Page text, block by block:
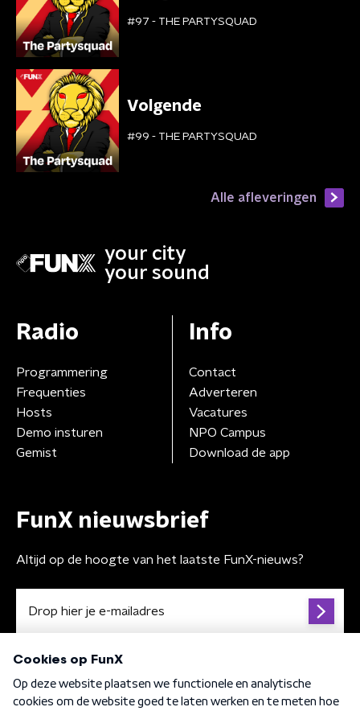
#97 - THE PARTYSQUAD
Volgende
#99 - THE PARTYSQUAD
Alle afleveringen
your city
your sound
Radio
Programmering
Frequenties
Hosts
Demo insturen
Gemist
Info
Contact
Adverteren
Vacatures
NPO Campus
Download de app
FunX nieuwsbrief
Altijd op de hoogte van het laatste FunX-nieuws?